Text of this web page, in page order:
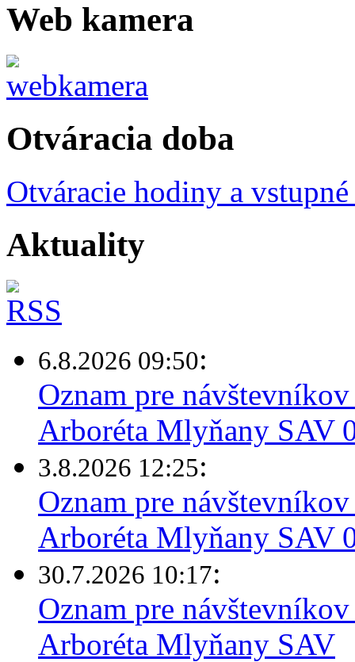
Web kamera
Otváracia doba
Otváracie hodiny a
Aktuality
6.8.2026 09:50:
Oznam pre
Arboréta Mlyňany SAV
3.8.2026 12:25:
Oznam pre
Arboréta Mlyňany SAV
30.7.2026 10:17:
Oznam pre
Arboréta Mlyňany SAV